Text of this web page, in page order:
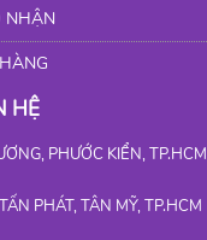
NHẬN
HỆ
PHƯỚC KIỂN, TP.HCM
PHÁT, TÂN MỸ, TP.HCM